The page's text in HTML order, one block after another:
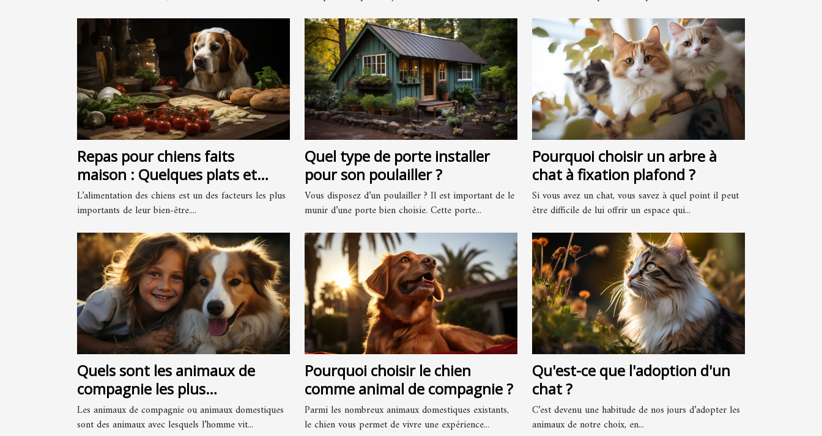
Repas pour chiens faits
maison : Quelques plats et
recettes faciles à préparer
L’alimentation des chiens est un des facteurs les plus
importants de leur bien-être....
Quel type de porte installer
pour son poulailler ?
Vous disposez d’un poulailler ? Il est important de le
munir d’une porte bien choisie. Cette porte...
Pourquoi choisir un arbre à
chat à fixation plafond ?
Si vous avez un chat, vous savez à quel point il peut
être difficile de lui offrir un espace qui...
Quels sont les animaux de
compagnie les plus
populaires ?
Les animaux de compagnie ou animaux domestiques
sont des animaux avec lesquels l’homme vit...
Pourquoi choisir le chien
comme animal de compagnie ?
Parmi les nombreux animaux domestiques existants,
le chien vous permet de vivre une expérience...
Qu'est-ce que l'adoption d'un
chat ?
C’est devenu une habitude de nos jours d’adopter les
animaux de notre choix, en...